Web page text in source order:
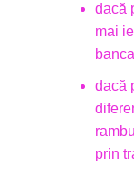
dacă
mai
dacă
prin